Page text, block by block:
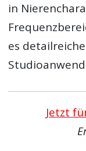
in
es
Jetzt